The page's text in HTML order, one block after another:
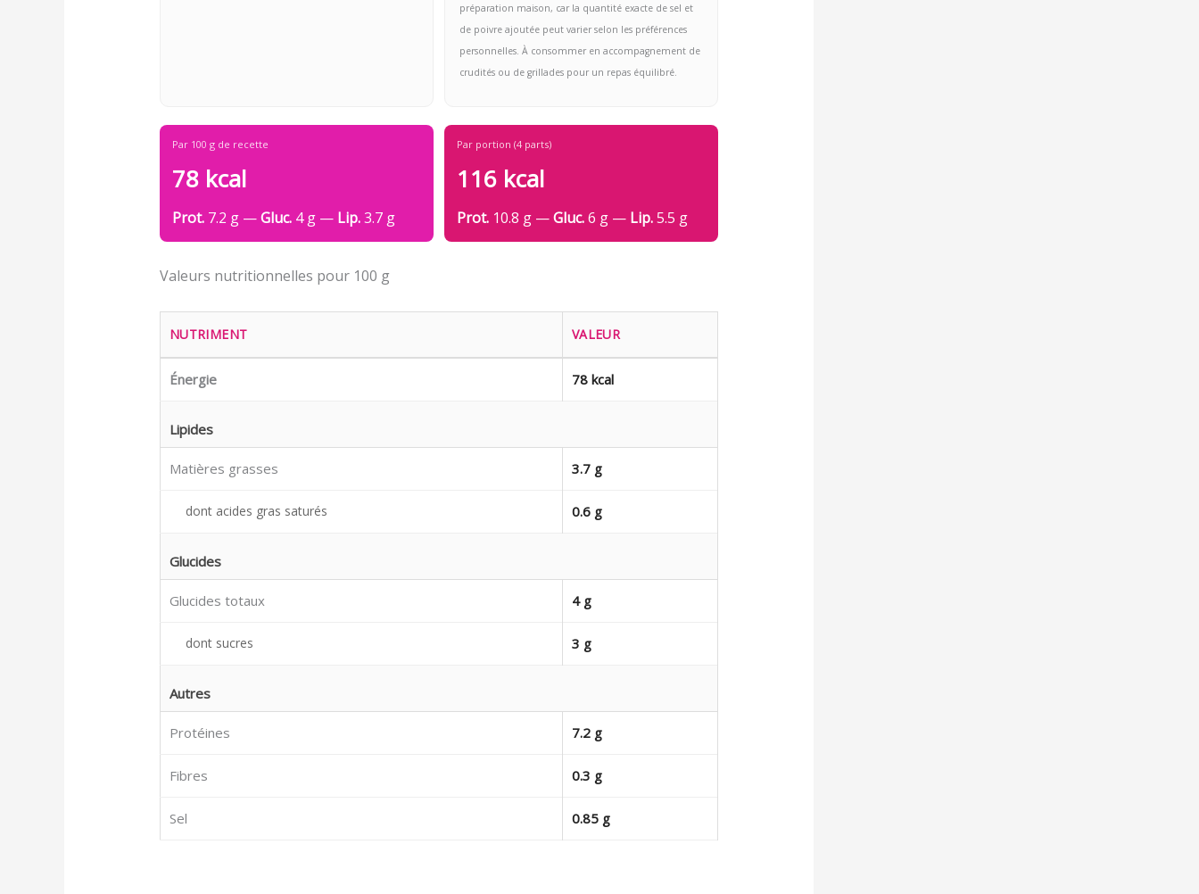
préparation maison, car la quantité exacte de sel et
de poivre ajoutée peut varier selon les préférences
personnelles. À consommer en accompagnement de
crudités ou de grillades pour un repas équilibré.
Par 100 g de recette
78 kcal
Prot.7.2 g —Gluc.4 g — Lip.3.7 g
Par portion (4 parts)
116 kcal
Prot. 10.8 g —Gluc.6 g — Lip.5.5 g
Valeurs nutritionnelles pour 100 g
NUTRIMENT VALEUR
Énergie 78 kcal
Lipides
Matières grasses 3.7 g
dont acides gras saturés 0.6 g
Glucides
Glucides totaux 4 g
dont sucres 3 g
Autres
Protéines 7.2 g
Fibres 0.3 g
Sel 0.85 g